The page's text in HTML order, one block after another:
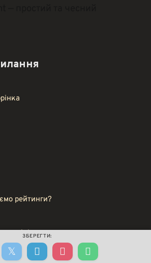
ЗБЕРЕГТИ:
рейтинги?
адміністратору